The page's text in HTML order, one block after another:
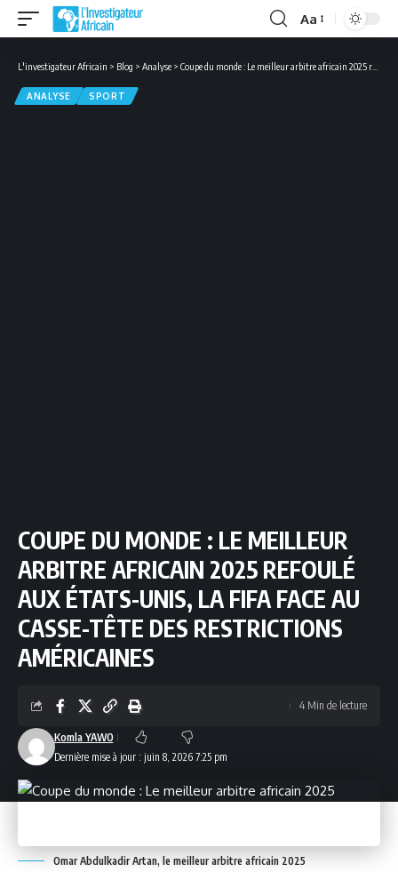
Font
Aa
L'investigateur Africain > Blog > Analyse > Coupe du monde : Le meilleur arbitre africain 2025 refoulé aux États-Unis, la FIFA face au casse-tête des restrictions américaines
ANALYSE SPORT
COUPE DU MONDE : LE MEILLEUR
ARBITRE AFRICAIN 2025 REFOULÉ
AUX ÉTATS-UNIS, LA FIFA FACE AU
CASSE-TÊTE DES RESTRICTIONS
AMÉRICAINES
Dernière mise à jour : juin 8, 2026 7:25 pm
Komla YAWO
4 Min de lecture
Omar Abdulkadir Artan, le meilleur arbitre africain 2025